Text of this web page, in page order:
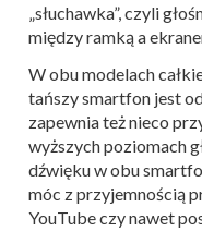
„słuchawka”, czyli
między ramką a
W obu modelach
tańszy smartfon jest
zapewnia też nieco
wyższych poziomach
dźwięku w obu
móc z przyjemnością
YouTube czy nawet